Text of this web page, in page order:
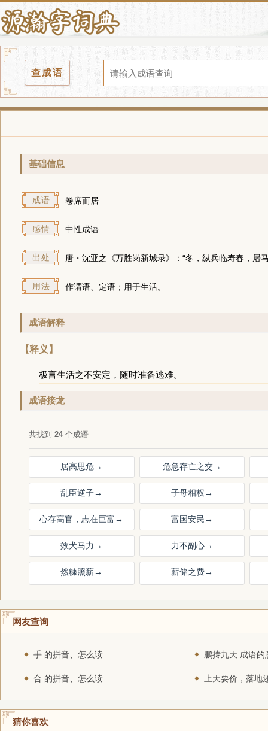
查成语
基础信息
成语 卷席而居
感情 中性成语
出处 唐・沈亚之《万胜岗新城录》：“冬，纵兵临寿春，
用法 作谓语、定语；用于生活。
成语解释
【释义】
极言生活之不安定，随时准备逃难。
成语接龙
共找到 24个成语
居高思危→ 危急存亡之交→
乱臣逆子→ 子母相权→
心存高官，志在巨富→ 富国安民→
效犬马力 → 力不副心→
然糠照薪→ 薪储之费→
网友查询
手 的拼音、怎么读 鹏抟九天 成语的
合 的拼音、怎么读
猜你喜欢